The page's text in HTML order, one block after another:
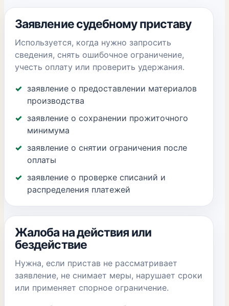
Заявление судебному приставу
Используется, когда нужно запросить
сведения, снять ошибочное ограничение,
учесть оплату или проверить удержания.
заявление о предоставлении материалов
производства
заявление о сохранении прожиточного
минимума
заявление о снятии ограничения после
оплаты
заявление о проверке списаний и
распределения платежей
Жалоба на действия или
бездействие
Нужна, если пристав не рассматривает
заявление, не снимает меры, нарушает сроки
или применяет спорное ограничение.